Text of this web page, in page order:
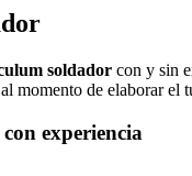
soldador con y sin
momento de elaborar el
experiencia